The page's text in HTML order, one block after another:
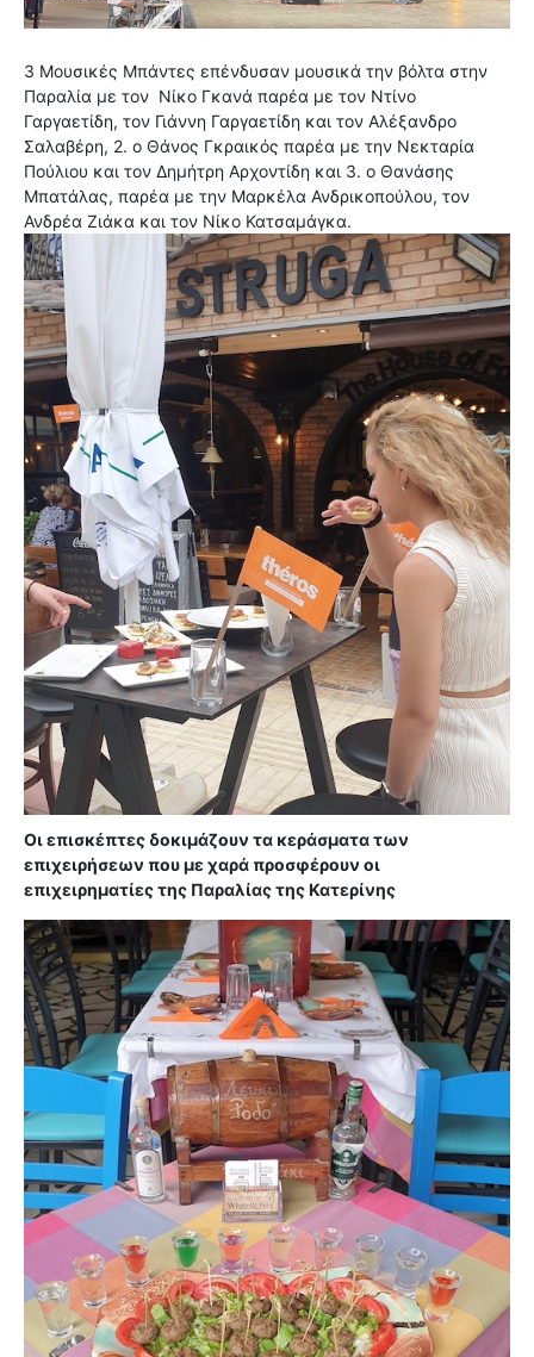
3 Μουσικές Μπάντες επένδυσαν μουσικά την βόλτα στην
Παραλία με τον Νίκο Γκανά παρέα με τον Ντίνο
Γαργαετίδη, τον Γιάννη Γαργαετίδη και τον Αλέξανδρο
Σαλαβέρη, 2. ο Θάνος Γκραικός παρέα με την Νεκταρία
Πούλιου και τον Δημήτρη Αρχοντίδη και 3. ο Θανάσης
Μπατάλας, παρέα με την Μαρκέλα Ανδρικοπούλου, τον
Ανδρέα Ζιάκα και τον Νίκο Κατσαμάγκα.
Οι επισκέπτες δοκιμάζουν τα κεράσματα των
επιχειρήσεων που με χαρά προσφέρουν οι
επιχειρηματίες της Παραλίας της Κατερίνης